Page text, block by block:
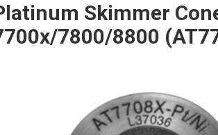
Skimmer
7800/8800